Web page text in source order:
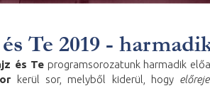
Te 2019 -
és Te programsorozatunk harmadik
kerül sor, melyből kiderül, hogy